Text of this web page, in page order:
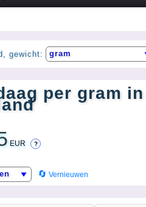
gewicht:
per gram in
EUR ?
Vernieuwen